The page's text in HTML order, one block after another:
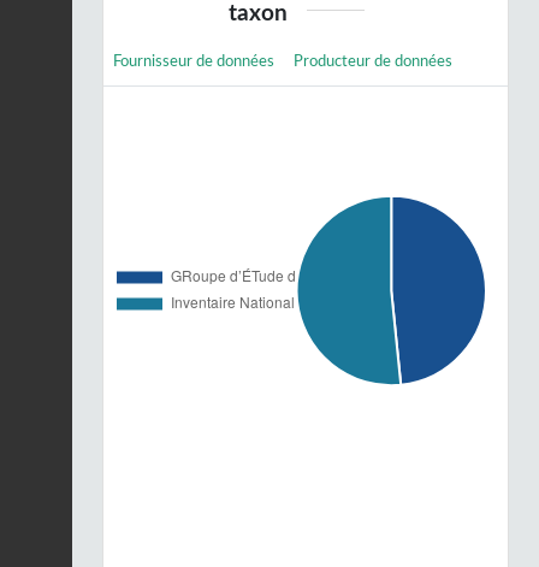
taxon
Fournisseur de données Producteur de données